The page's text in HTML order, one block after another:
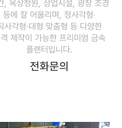
, 옥상정원, 상업시설, 광장 조경
등에 잘 어울리며, 정사각형·
사각형·대형 맞춤형 등 다양한
제작이 가능한 프리미엄 금속
플랜터입니다.
전화문의